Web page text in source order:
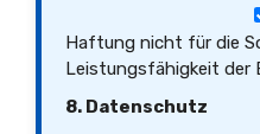
Haftung nicht für die
Leistungsfähigkeit der
8. Datenschutz